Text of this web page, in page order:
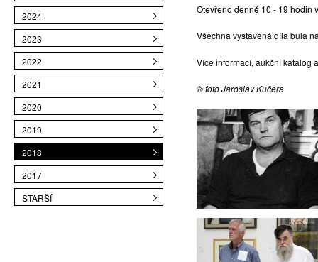
2024
2023
2022
2021
2020
2019
2018
2017
STARŠÍ
Otevřeno denně 10 - 19 hodin
Všechna vystavená díla bula
Více informací, aukční katalog
® foto Jaroslav Kučera